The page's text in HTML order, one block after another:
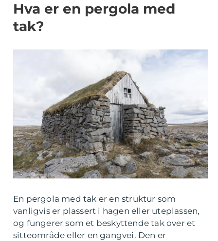
Hva er en pergola med
tak?
En pergola med tak er en struktur som
vanligvis er plassert i hagen eller uteplassen,
og fungerer som et beskyttende tak over et
sitteområde eller en gangvei. Den er